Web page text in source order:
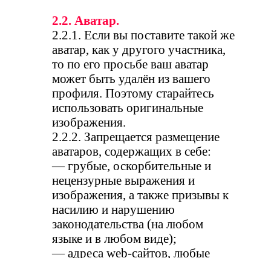
2.2. Аватар.
2.2.1. Если вы поставите такой же
аватар, как у другого участника,
то по его просьбе ваш аватар
может быть удалён из вашего
профиля. Поэтому старайтесь
использовать оригинальные
изображения.
2.2.2. Запрещается размещение
аватаров, содержащих в себе:
— грубые, оскорбительные и
нецензурные выражения и
изображения, а также призывы к
насилию и нарушению
законодательства (на любом
языке и в любом виде);
— адреса web-сайтов, любые